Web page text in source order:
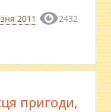
2011 2432
пригоди,